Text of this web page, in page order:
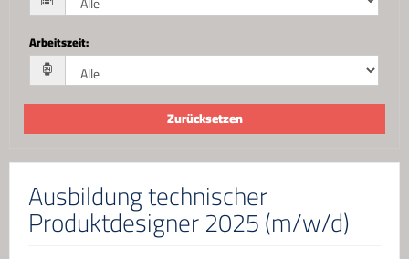
Arbeitszeit:
Zurücksetzen
Ausbildung technischer
Produktdesigner 2025 (m/w/d)